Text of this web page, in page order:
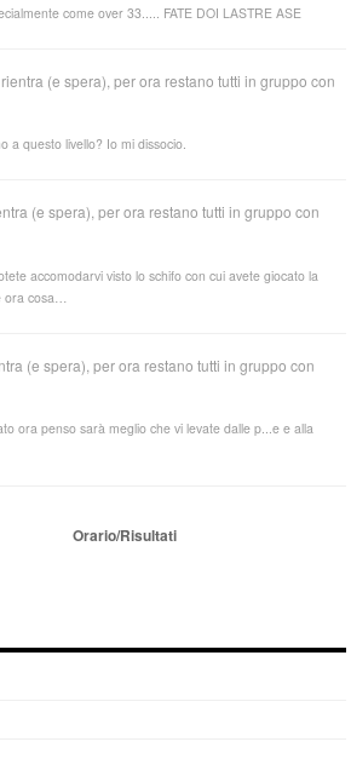
come over 33..... FATE DOI LASTRE ASE
(e spera), per ora restano tutti in gruppo con
a questo livello? Io mi dissocio.
(e spera), per ora restano tutti in gruppo con
accomodarvi visto lo schifo con cui avete giocato la
ora cosa…
(e spera), per ora restano tutti in gruppo con
ora penso sarà meglio che vi levate dalle p...e e alla
Orario/Risultati